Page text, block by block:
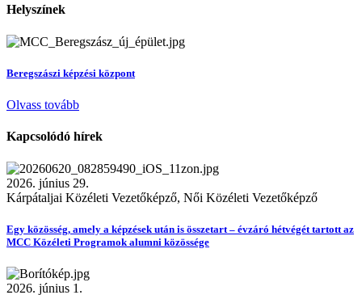
Helyszínek
Beregszászi képzési központ
Olvass tovább
Kapcsolódó hírek
2026. június 29.
Kárpátaljai Közéleti Vezetőképző, Női Közéleti Vezetőképző
Egy közösség, amely a képzések után is összetart – évzáró hétvégét tartott az
MCC Közéleti Programok alumni közössége
2026. június 1.